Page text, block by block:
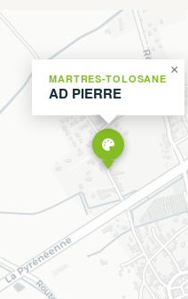
MARTRES-TOLOSANE
AD PIERRE
×